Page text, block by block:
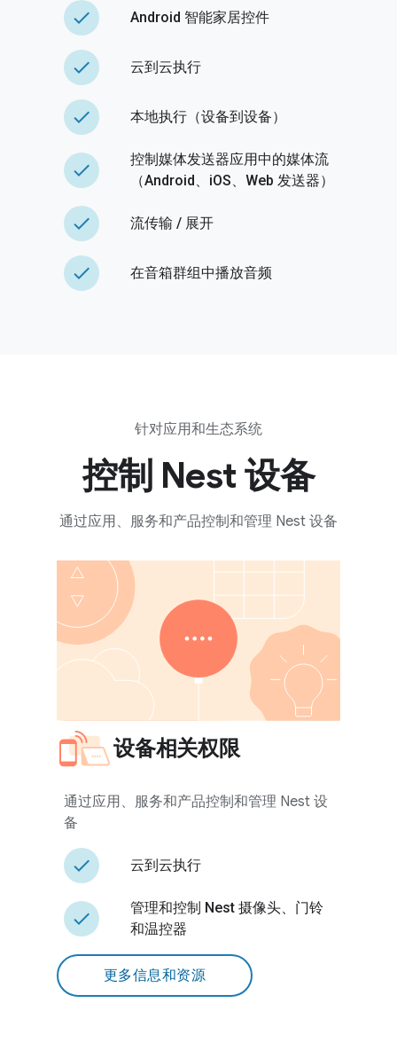
done Android 智能家居控件
done 云到云执行
done 本地执行（设备到设备）
done
控制媒体发送器应用中的媒体流
（Android、iOS、Web 发送器）
done 流传输 / 展开
done 在音箱群组中播放音频
针对应用和生态系统
控制 Nest 设备
通过应用、服务和产品控制和管理 Nest 设备
设备相关权限
通过应用、服务和产品控制和管理 Nest 设
备
done 云到云执行
done
管理和控制 Nest 摄像头、门铃
和温控器
更多信息和资源